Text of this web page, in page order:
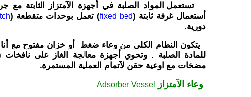
تستعمل المواد الصلبة في أجهزة الآمتزاز الثابتة
أستعمال غرفة ثابتة (
fixed bed ) تعمل بوحدات متقطعة (
دورية.
يتكون النظام الكلي من وعاء ضغط أو خزان مفتوح مع
للمادة الصلبة . وتحوي أجهزة معالجة الغاز على نافخات
مضخات مع اوعية حقن لآتمام العملية المستمرة.
وعاء الآمتزاز
Adsorber Vessel